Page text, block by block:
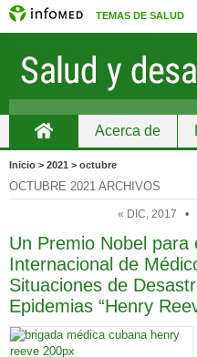
TEMAS DE SALUD
Acerca de
Inicio > 2021 > octubre
OCTUBRE 2021 ARCHIVOS
« DIC, 2017 •
Un Premio Nobel para
Internacional de
Situaciones de
Epidemias “Henry